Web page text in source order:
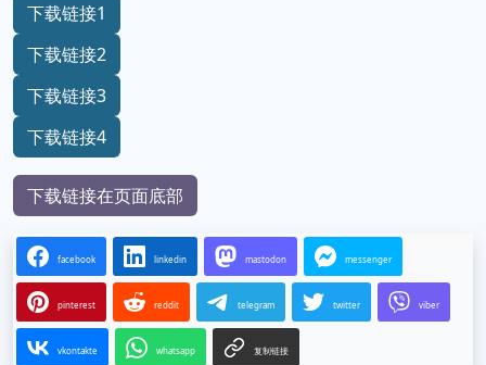
下载链接1
下载链接2
下载链接3
下载链接4
下载链接在页面底部
facebook linkedin mastodon messenger
pinterest reddit telegram twitter viber
vkontakte whatsapp 复制链接